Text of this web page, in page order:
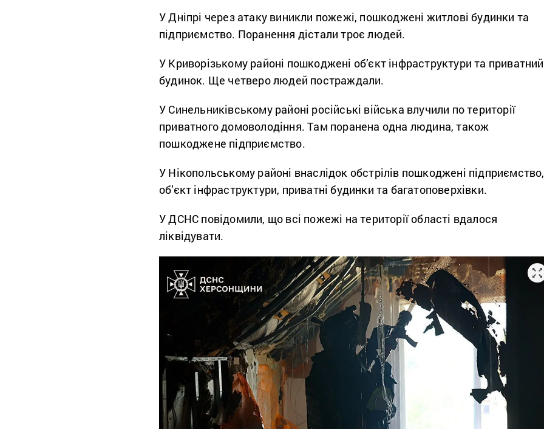
У Дніпрі через атаку виникли пожежі, пошкоджені житлові будинки та
підприємство. Поранення дістали троє людей.
У Криворізькому районі пошкоджені об’єкт інфраструктури та приватний
будинок. Ще четверо людей постраждали.
У Синельниківському районі російські війська влучили по території
приватного домоволодіння. Там поранена одна людина, також
пошкоджене підприємство.
У Нікопольському районі внаслідок обстрілів пошкоджені підприємство,
об’єкт інфраструктури, приватні будинки та багатоповерхівки.
У ДСНС повідомили, що всі пожежі на території області вдалося
ліквідувати.